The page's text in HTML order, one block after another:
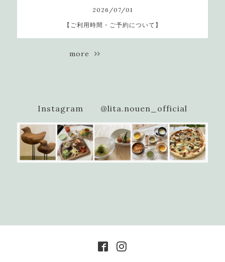
2026 /07/01
【ご利用時間・ご予約について】
more
Instagram @lita.nouen_official